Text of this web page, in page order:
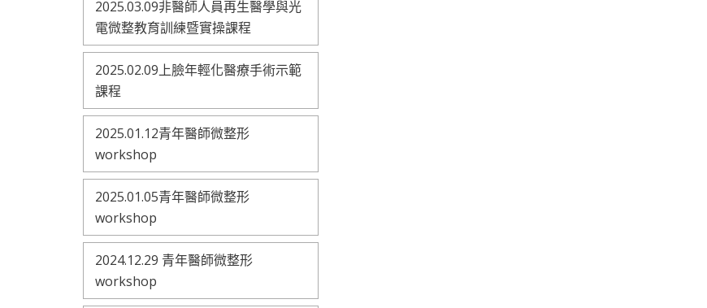
2025.03.09非醫師人員再生醫學與光
電微整教育訓練暨實操課程
2025.02.09上臉年輕化醫療手術示範
課程
2025.01.12青年醫師微整形
workshop
2025.01.05青年醫師微整形
workshop
2024.12.29 青年醫師微整形
workshop